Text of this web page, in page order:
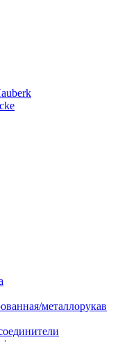
металлорукав